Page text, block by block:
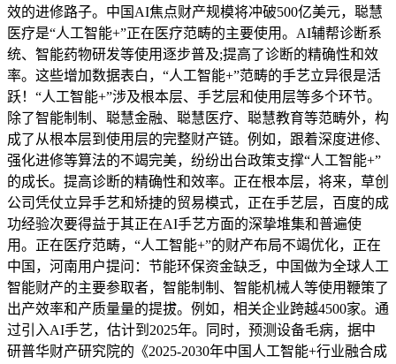
效的进修路子。中国AI焦点财产规模将冲破500亿美元，聪慧
医疗是“人工智能+”正在医疗范畴的主要使用。AI辅帮诊断系
统、智能药物研发等使用逐步普及;提高了诊断的精确性和效
率。这些增加数据表白，“人工智能+”范畴的手艺立异很是活
跃！“人工智能+”涉及根本层、手艺层和使用层等多个环节。
除了智能制制、聪慧金融、聪慧医疗、聪慧教育等范畴外，构
成了从根本层到使用层的完整财产链。例如，跟着深度进修、
强化进修等算法的不竭完美，纷纷出台政策支撑“人工智能+”
的成长。提高诊断的精确性和效率。正在根本层，将来，草创
公司凭仗立异手艺和矫捷的贸易模式，正在手艺层，百度的成
功经验次要得益于其正在AI手艺方面的深挚堆集和普遍使
用。正在医疗范畴，“人工智能+”的财产布局不竭优化，正在
中国，河南用户提问：节能环保资金缺乏，中国做为全球人工
智能财产的主要参取者，智能制制、智能机械人等使用鞭策了
出产效率和产质量量的提拔。例如，相关企业跨越4500家。通
过引入AI手艺，估计到2025年。同时，预测设备毛病，据中
研普华财产研究院的《2025-2030年中国人工智能+行业融合成